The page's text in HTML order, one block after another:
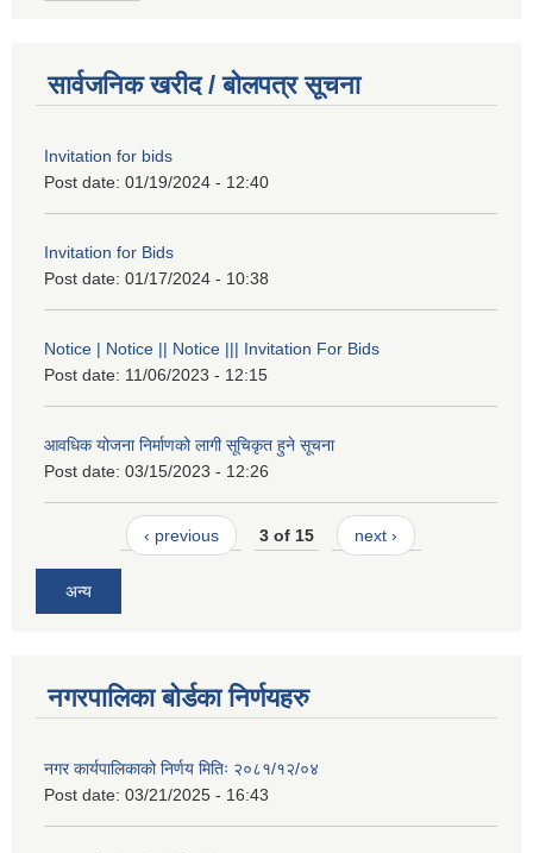
सार्वजनिक खरीद / बोलपत्र सूचना
Invitation for bids
Post date: 01/19/2024 - 12:40
Invitation for Bids
Post date: 01/17/2024 - 10:38
Notice | Notice || Notice ||| Invitation For Bids
Post date: 11/06/2023 - 12:15
आवधिक योजना निर्माणको लागी सूचिकृत हुने सूचना
Post date: 03/15/2023 - 12:26
‹ previous 3 of 15 next ›
अन्य
नगरपालिका बोर्डका निर्णयहरु
नगर कार्यपालिकाको निर्णय मितिः २०८१/१२/०४
Post date: 03/21/2025 - 16:43